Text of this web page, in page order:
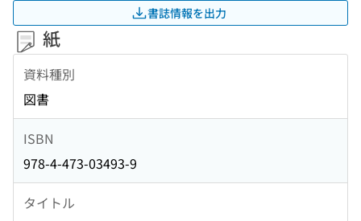
書誌情報を出力
紙
資料種別
図書
ISBN
978-4-473-03493-9
タイトル